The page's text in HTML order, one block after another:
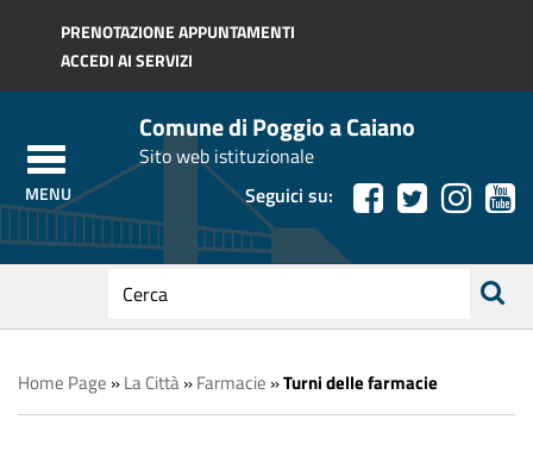
Regione Toscana
PRENOTAZIONE APPUNTAMENTI
ACCEDI AI SERVIZI
Comune di Poggio a Caiano
Sito web istituzionale
Seguici su:
testo
da
cercare
ricerca
Home Page »La Città»Farmacie »Turni delle farmacie